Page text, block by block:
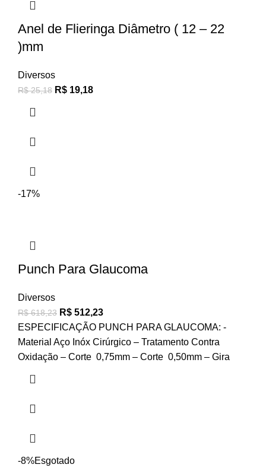
Anel de Flieringa Diâmetro ( 12 – 22
)mm
Diversos
R$25,18 R$ 19,18
-17%
Punch Para Glaucoma
Diversos
R$618,23 R$ 512,23
ESPECIFICAÇÃO PUNCH PARA GLAUCOMA: -
Material Aço Inóx Cirúrgico – Tratamento Contra
Oxidação – Corte 0,75mm – Corte 0,50mm – Gira
-8%Esgotado